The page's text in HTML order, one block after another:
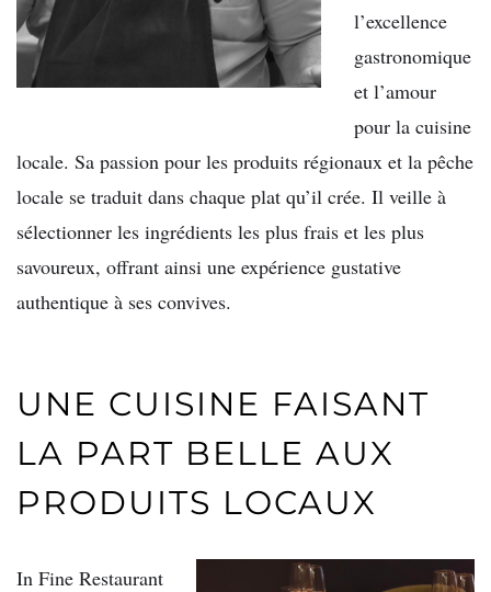
l’excellence
gastronomique
et l’amour
pour la cuisine
locale. Sa passion pour les produits régionaux et la pêche
locale se traduit dans chaque plat qu’il crée. Il veille à
sélectionner les ingrédients les plus frais et les plus
savoureux, offrant ainsi une expérience gustative
authentique à ses convives.
UNE CUISINE FAISANT
LA PART BELLE AUX
PRODUITS LOCAUX
In Fine Restaurant